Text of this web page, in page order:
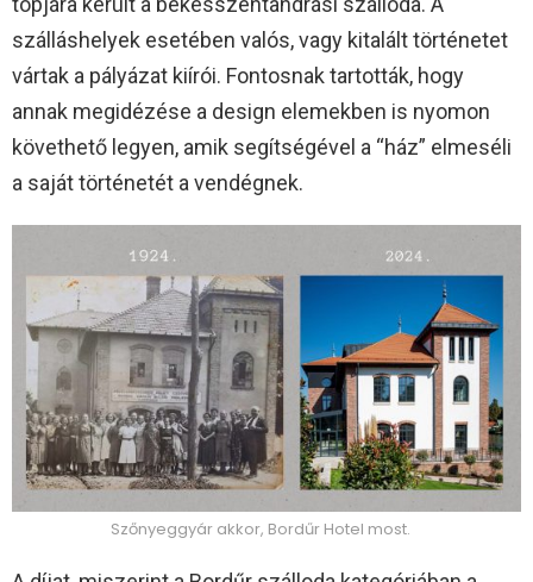
szálláshelyek esetében valós, vagy kitalált történetet
vártak a pályázat kiírói. Fontosnak tartották, hogy
annak megidézése a design elemekben is nyomon
követhető legyen, amik segítségével a “ház” elmeséli
a saját történetét a vendégnek.
Szőnyeggyár akkor, Bordűr Hotel most.